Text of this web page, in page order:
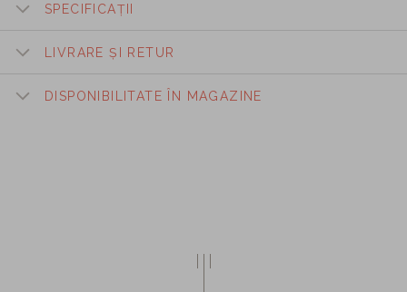
SPECIFICAȚII
LIVRARE ȘI RETUR
DISPONIBILITATE ÎN MAGAZINE